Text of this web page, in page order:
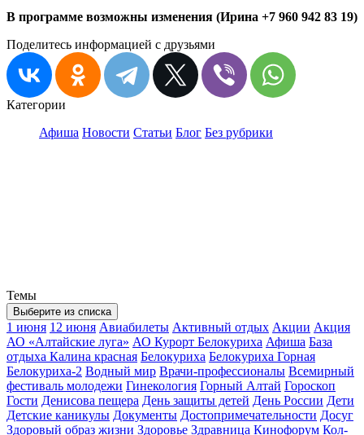
В программе возможны изменения (Ирина +7 960 942 83 19)
Поделитесь информацией с друзьями
Категории
Афиша Новости Статьи Блог Без рубрики
Темы
Выберите из списка
1 июня 12 июня Авиабилеты Активный отдых Акции Акция
АО «Алтайские луга» АО Курорт Белокуриха Афиша База
отдыха Калина красная Белокуриха Белокуриха Горная
Белокуриха-2 Водный мир Врачи-профессионалы Всемирный
фестиваль молодежи Гинекология Горный Алтай Гороскоп
Гости Денисова пещера День защиты детей День России Дети
Детские каникулы Документы Достопримечательности Досуг
Здоровый образ жизни Здоровье Здравница Кинофорум Кол-